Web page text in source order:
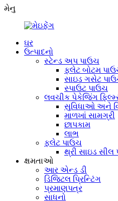
મેનુ
ઘર
ઉત્પાદનો
સ્ટેન્ડ અપ પાઉચ
ફ્લેટ બોટમ
સાઇડ ગસેટ
સ્પાઉટ પાઉચ
લવચીક પેકેજિંગ
સુવિધાઓ અને
માળખાં સામગ્રી
છાપકામ
લાભ
ફ્લેટ પાઉચ
થ્રી સાઇડ સીલ
ક્ષમતાઓ
આર એન્ડ ડી
ડિજિટલ પ્રિન્ટિંગ
પ્રમાણપત્ર
સાધનો